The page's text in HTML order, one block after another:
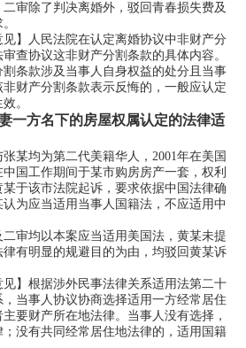
审除了判决离婚外，驳回青春损失费及
人民法院在认定离婚协议中非财产分
查协议这非财产分割条款的具体内容。
条款涉及当事人自身权益的处分且当事
财产分割条款表示反悔的，一般应认定
。
一方名下的房屋权属认定的法律适
均为第二代美籍华人，2001年在美国
国工作期间于某市购房房产一套，权利
某于该市法院起诉，要求依据中国法律确
为应当适用当事人国籍法，不应适用中
均以本案应当适用美国法，黄某未提
有明显的规避目的为由，均驳回黄某诉
根据涉外民事法律关系适用法第二十
当事人协议协商选择适用一方经常居住
要财产所在地法律。当事人没有选择，
没有共同经常居住地法律的，适用国籍